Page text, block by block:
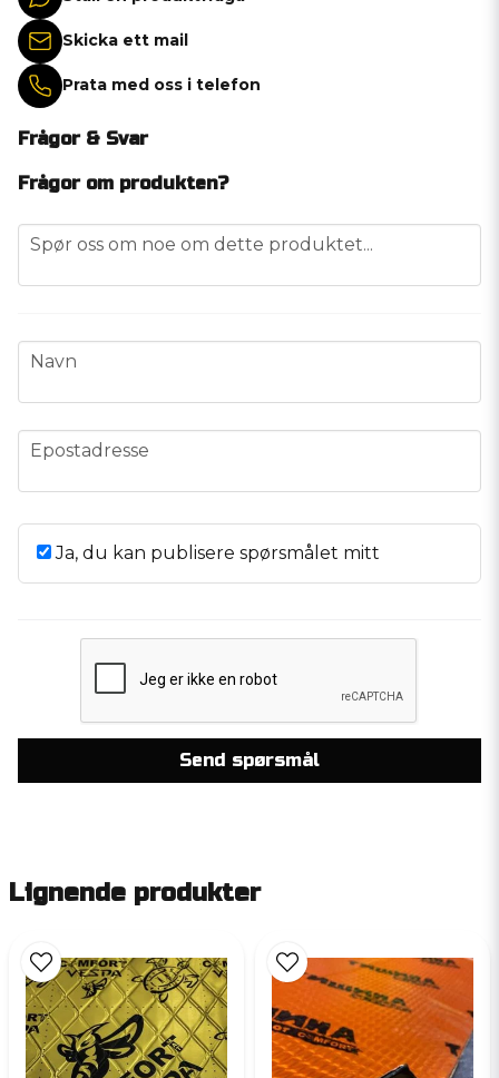
Skicka ett mail
Prata med oss i telefon
Frågor & Svar
Frågor om produkten?
question
Spør oss om noe om dette produktet...
name
Navn
email
Epostadresse
Ja, du kan publisere spørsmålet mitt
Send spørsmål
Lignende produkter